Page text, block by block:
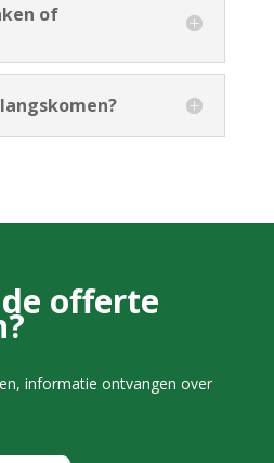
of
offerte
informatie ontvangen over